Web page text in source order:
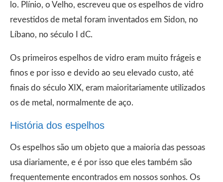
lo. Plínio, o Velho, escreveu que os espelhos de vidro
revestidos de metal foram inventados em Sidon, no
Líbano, no século I dC.
Os primeiros espelhos de vidro eram muito frágeis e
finos e por isso e devido ao seu elevado custo, até
finais do século XIX, eram maioritariamente utilizados
os de metal, normalmente de aço.
História dos espelhos
Os espelhos são um objeto que a maioria das pessoas
usa diariamente, e é por isso que eles também são
frequentemente encontrados em nossos sonhos. Os